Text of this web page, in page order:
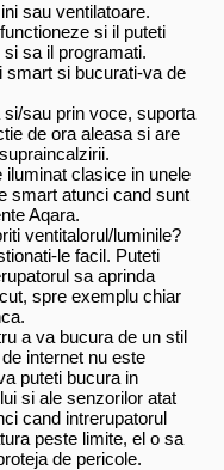
sau ventilatoare.
si il puteti
sa il programati.
smart si bucurati-va de
si/sau prin voce, suporta
de ora aleasa si are
clasice in unele
smart atunci cand sunt
Aqara.
ventitalorul/luminile?
le facil. Puteti
sa aprinda
spre exemplu chiar
a va bucura de un stil
internet nu este
puteti bucura in
si ale senzorilor atat
cand intrerupatorul
peste limite, el o sa
de pericole.